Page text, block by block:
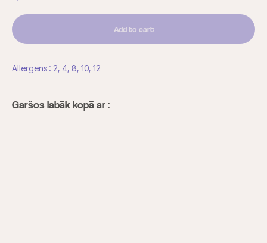
Add to cart
Allergens : 2, 4, 8, 10, 12
Garšos labāk kopā ar :